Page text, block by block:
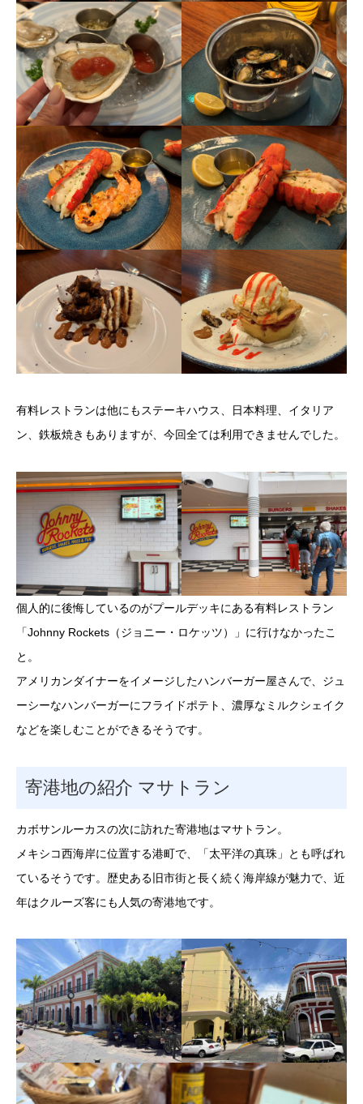
有料レストランは他にもステーキハウス、日本料理、イタリア
ン、鉄板焼きもありますが、今回全ては利用できませんでした。
個人的に後悔しているのがプールデッキにある有料レストラン
「Johnny Rockets（ジョニー・ロケッツ）」に行けなかったこ
と。
アメリカンダイナーをイメージしたハンバーガー屋さんで、ジュ
ーシーなハンバーガーにフライドポテト、濃厚なミルクシェイク
などを楽しむことができるそうです。
寄港地の紹介 マサトラン
カボサンルーカスの次に訪れた寄港地はマサトラン。
メキシコ西海岸に位置する港町で、「太平洋の真珠」とも呼ばれ
ているそうです。歴史ある旧市街と長く続く海岸線が魅力で、近
年はクルーズ客にも人気の寄港地です。